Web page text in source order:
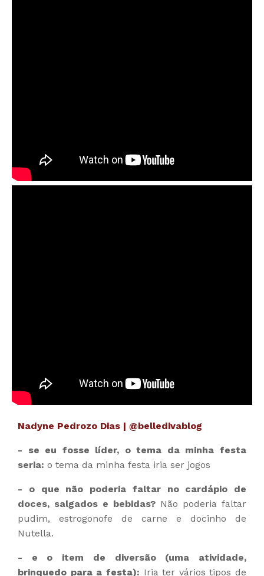
Nadyne Pedrozo Dias | @belledivablog
- se eu fosse líder, o tema da minha festa
seria: o tema da minha festa iria ser jogos
- o que não poderia faltar no cardápio de
doces, salgados e bebidas? Não poderia faltar
pudim, estrogonofe de carne e docinho de
Nutella.
- e o item de diversão (uma atividade,
brinquedo para a festa): Iria ter vários tipos de